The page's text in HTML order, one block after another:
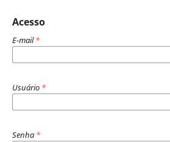
Acesso
E-mail*
Usuário *
Senha *